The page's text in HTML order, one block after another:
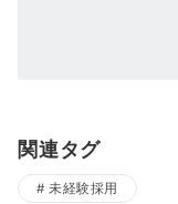
関連タグ
未経験採用